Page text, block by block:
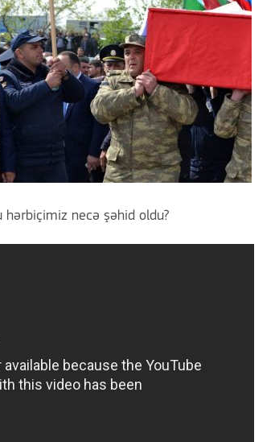
hərbiçimiz necə şəhid oldu?